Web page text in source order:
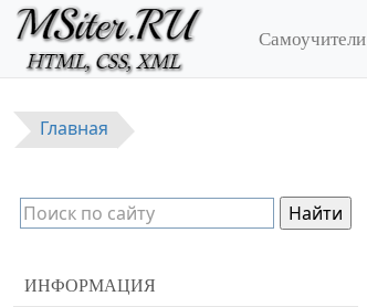
Перейти к основному содержанию
Самоучители
Главная
ИНФОРМАЦИЯ